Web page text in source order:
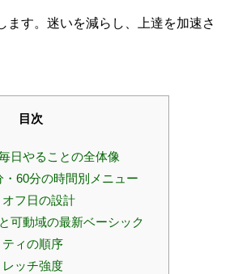
ます。迷いを減らし、上達を加速さ
目次
日やることの全体像
・60分の時間別メニュー
フ日の設計
可動域の最新ベーシック
ィの順序
ッチ強度